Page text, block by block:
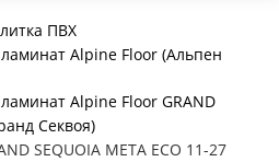
ПВХ
Alpine Floor (Альпен
Alpine Floor GRAND
Секвоя)
SEQUOIA МЕТА ECO 11-27